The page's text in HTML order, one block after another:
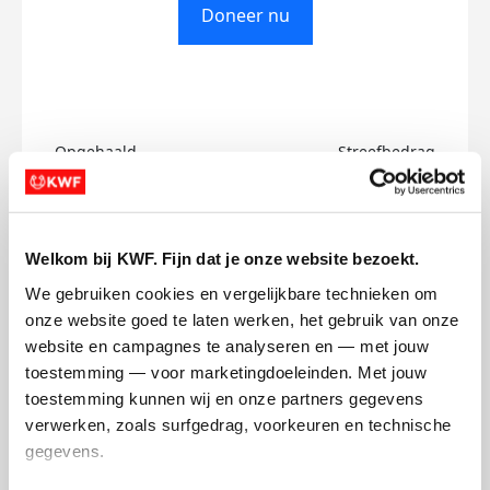
Welkom bij KWF. Fijn dat je onze website bezoekt.
We gebruiken cookies en vergelijkbare technieken om
onze website goed te laten werken, het gebruik van onze
website en campagnes te analyseren en — met jouw
toestemming — voor marketingdoeleinden. Met jouw
toestemming kunnen wij en onze partners gegevens
verwerken, zoals surfgedrag, voorkeuren en technische
gegevens.
Doneer nu
Opgehaald
€0
Streefbedrag
€200
Angele's badges